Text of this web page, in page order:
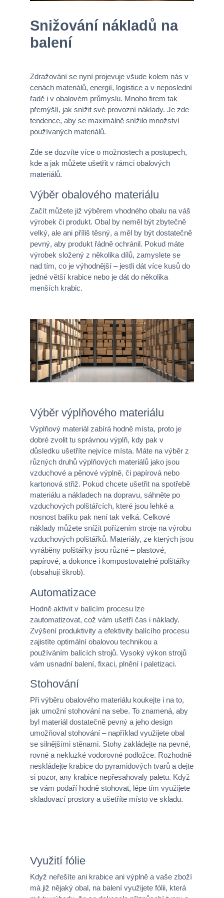
Snižování nákladů na
balení
Zdražování se nyní projevuje všude kolem nás v
cenách materiálů, energií, logistice a v neposlední
řadě i v obalovém průmyslu. Mnoho firem tak
přemýšlí, jak snížit své provozní náklady. Je zde
tendence, aby se maximálně snížilo množství
používaných materiálů.
Zde se dozvíte více o možnostech a postupech,
kde a jak můžete ušetřit v rámci obalových
materiálů.
Výběr obalového materiálu
Začít můžete již výběrem vhodného obalu na váš
výrobek či produkt. Obal by neměl být zbytečně
velký, ale ani příliš těsný, a měl by být dostatečně
pevný, aby produkt řádně ochránil. Pokud máte
výrobek složený z několika dílů, zamyslete se
nad tím, co je výhodnější – jestli dát více kusů do
jedné větší krabice nebo je dát do několika
menších krabic.
Výběr výplňového materiálu
Výplňový materiál zabírá hodně místa, proto je
dobré zvolit tu správnou výplň, kdy pak v
důsledku ušetříte nejvíce místa. Máte na výběr z
různých druhů výplňových materiálů jako jsou
vzduchové a pěnové výplně, či papírová nebo
kartonová střiž. Pokud chcete ušetřit na spotřebě
materiálu a nákladech na dopravu, sáhněte po
vzduchových polštářcích, které jsou lehké a
nosnost balíku pak není tak velká. Celkové
náklady můžete snížit pořízením stroje na výrobu
vzduchových polštářků. Materiály, ze kterých jsou
vyráběny polštářky jsou různé – plastové,
papírové, a dokonce i kompostovatelné polštářky
(obsahují škrob).
Automatizace
Hodně aktivit v balícím procesu lze
zautomatizovat, což vám ušetří čas i náklady.
Zvýšení produktivity a efektivity balícího procesu
zajistíte optimální obalovou technikou a
používáním balících strojů. Vysoký výkon strojů
vám usnadní balení, fixaci, plnění i paletizaci.
Stohování
Při výběru obalového materiálu koukejte i na to,
jak umožní stohování na sebe. To znamená, aby
byl materiál dostatečně pevný a jeho design
umožňoval stohování – například využijete obal
se silnějšími stěnami. Stohy zakládejte na pevné,
rovné a nekluzké vodorovné podložce. Rozhodně
neskládejte krabice do pyramidových tvarů a dejte
si pozor, any krabice nepřesahovaly paletu. Když
se vám podaří hodně stohovat, lépe tím využijete
skladovací prostory a ušetříte místo ve skladu.
Využití fólie
Když neřešíte ani krabice ani výplně a vaše zboží
má již nějaký obal, na balení využijete fólii, která